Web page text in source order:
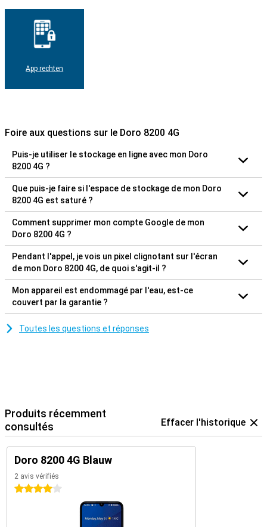
App rechten
Foire aux questions sur le Doro 8200 4G
Puis-je utiliser le stockage en ligne avec mon Doro
8200 4G ?
Que puis-je faire si l'espace de stockage de mon Doro
8200 4G est saturé ?
Comment supprimer mon compte Google de mon
Doro 8200 4G ?
Pendant l'appel, je vois un pixel clignotant sur l'écran
de mon Doro 8200 4G, de quoi s'agit-il ?
Mon appareil est endommagé par l'eau, est-ce
couvert par la garantie ?
Toutes les questions et réponses
Produits récemment
consultés
Effacer l'historique
Doro 8200 4G Blauw
2 avis vérifiés
4 étoiles